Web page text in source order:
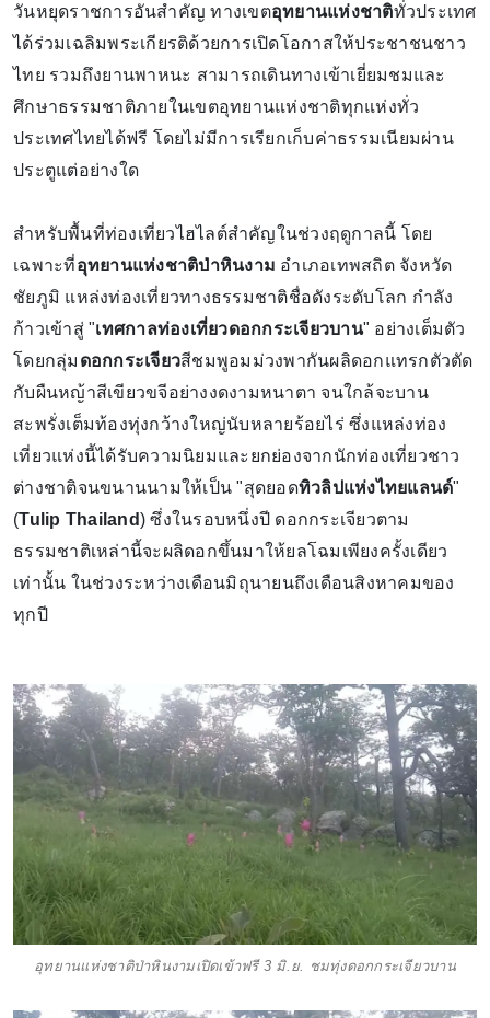
วันหยุดราชการอันสำคัญ ทางเขตอุทยานแห่งชาติทั่วประเทศ
ได้ร่วมเฉลิมพระเกียรติด้วยการเปิดโอกาสให้ประชาชนชาว
ไทย รวมถึงยานพาหนะ สามารถเดินทางเข้าเยี่ยมชมและ
ศึกษาธรรมชาติภายในเขตอุทยานแห่งชาติทุกแห่งทั่ว
ประเทศไทยได้ฟรี โดยไม่มีการเรียกเก็บค่าธรรมเนียมผ่าน
ประตูแต่อย่างใด
สำหรับพื้นที่ท่องเที่ยวไฮไลต์สำคัญในช่วงฤดูกาลนี้ โดย
เฉพาะที่อุทยานแห่งชาติป่าหินงาม อำเภอเทพสถิต จังหวัด
ชัยภูมิ แหล่งท่องเที่ยวทางธรรมชาติชื่อดังระดับโลก กำลัง
ก้าวเข้าสู่ "เทศกาลท่องเที่ยวดอกกระเจียวบาน" อย่างเต็มตัว
โดยกลุ่ม ดอกกระเจียวสีชมพูอมม่วงพากันผลิดอกแทรกตัวตัด
กับผืนหญ้าสีเขียวขจีอย่างงดงามหนาตา จนใกล้จะบาน
สะพรั่งเต็มท้องทุ่งกว้างใหญ่นับหลายร้อยไร่ ซึ่งแหล่งท่อง
เที่ยวแห่งนี้ได้รับความนิยมและยกย่องจากนักท่องเที่ยวชาว
ต่างชาติจนขนานนามให้เป็น "สุดยอดทิวลิปแห่งไทยแลนด์"
(Tulip Thailand) ซึ่งในรอบหนึ่งปี ดอกกระเจียวตาม
ธรรมชาติเหล่านี้จะผลิดอกขึ้นมาให้ยลโฉมเพียงครั้งเดียว
เท่านั้น ในช่วงระหว่างเดือนมิถุนายนถึงเดือนสิงหาคมของ
ทุกปี
อุทยานแห่งชาติป่าหินงามเปิดเข้าฟรี 3 มิ.ย. ชมทุ่งดอกกระเจียวบาน